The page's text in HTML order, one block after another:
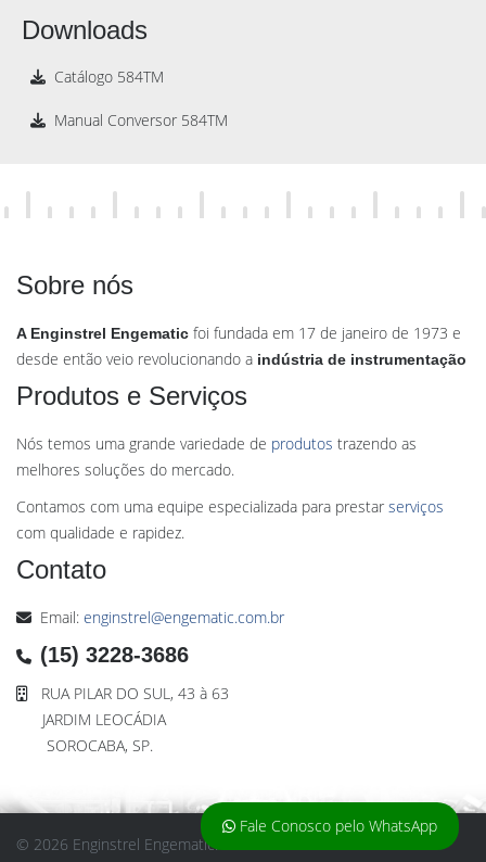
Downloads
Catálogo 584TM
Manual Conversor 584TM
Sobre nós
A Enginstrel Engematic foi fundada em 17 de janeiro de 1973 e
desde então veio revolucionando a indústria de instrumentação
Produtos e Serviços
Nós temos uma grande variedade de produtos trazendo as
melhores soluções do mercado.
Contamos com uma equipe especializada para prestar serviços
com qualidade e rapidez.
Contato
Email: enginstrel@engematic.com.br
(15) 3228-3686
RUA PILAR DO SUL, 43 à 63
JARDIM LEOCÁDIA
SOROCABA, SP.
© 2026 Enginstrel Engematic. Todos os direitos reservados.
Fale Conosco pelo WhatsApp